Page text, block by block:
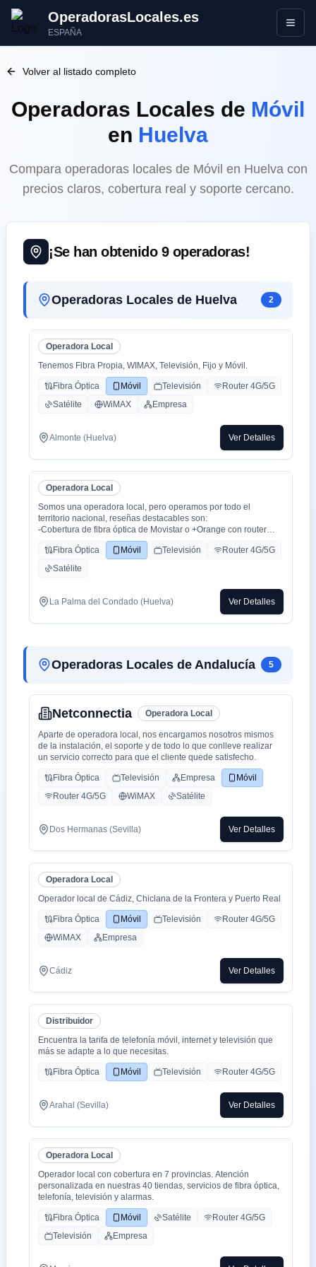
OperadorasLocales.es
ESPAÑA Abrir
Volver al listado completo
Operadoras Locales de Móvil
en Huelva
Compara operadoras locales de Móvil en Huelva con
precios claros, cobertura real y soporte cercano.
¡Se han obtenido 9operadoras!
Operadoras Locales de Huelva 2
Operadora Local
Tenemos Fibra Propia, WIMAX, Televisión, Fijo y Móvil.
Fibra Óptica Móvil Televisión
Router 4G/5G
Satélite
WiMAX Empresa
Almonte (Huelva) Ver Detalles
Operadora Local
Somos una operadora local, pero operamos por todo el
territorio nacional, reseñas destacables son:
-Cobertura de fibra óptica de Movistar o +Orange con router
-Cobertura movil con triple cobertura Orange, Yoigo y Movistar
-TV con todo el deporte o con toda la plataformas de cine y
series como Netflix, HBO, Amazon Prime, Apple TV, Disney+
-También somos colaboradores con alarmas de la marca ADT
con la mayor red de alarma de Europa.
Fibra Óptica Móvil Televisión
Router 4G/5G
Satélite
La Palma del Condado (Huelva) Ver Detalles
Operadoras Locales de Andalucía 5
Netconnectia Operadora Local
Aparte de operadora local, nos encargamos nosotros mismos
de la instalación, el soporte y de todo lo que conlleve realizar
un servicio correcto para que el cliente quede satisfecho.
Fibra Óptica Televisión Empresa
Móvil
Router 4G/5G
WiMAX Satélite
Dos Hermanas (Sevilla) Ver Detalles
Operadora Local
Operador local de Cádiz, Chiclana de la Frontera y Puerto Real
Fibra Óptica Móvil Televisión
Router 4G/5G
WiMAX
Empresa
Cádiz Ver Detalles
Distribuidor
Encuentra la tarifa de telefonía móvil, internet y televisión que
más se adapte a lo que necesitas.
Fibra Óptica Móvil Televisión Router 4G/5G
Arahal (Sevilla) Ver Detalles
Operadora Local
Operador local con cobertura en 7 provincias. Atención
personalizada en nuestras 40 tiendas, servicios de fibra óptica,
telefonía, televisión y alarmas.
Fibra Óptica Móvil Satélite
Router 4G/5G
Televisión
Empresa